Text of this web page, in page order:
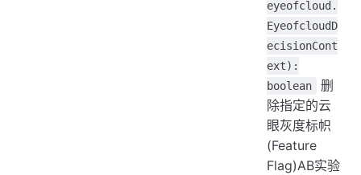
eyeofcloud.
EyeofcloudD
ecisionCont
ext):
boolean
删
除指定的云
眼灰度标帜
(Feature
Flag)AB实验